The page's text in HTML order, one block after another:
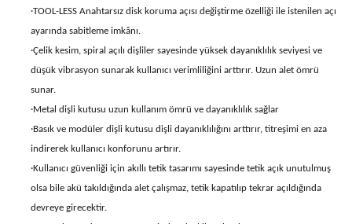
·TOOL-LESS Anahtarsız disk koruma açısı değiştirme özelliği ile istenilen açı
ayarında sabitleme imkânı.
·Çelik kesim, spiral açılı dişliler sayesinde yüksek dayanıklılık seviyesi ve
düşük vibrasyon sunarak kullanıcı verimliliğini arttırır. Uzun alet ömrü
sunar.
·Metal dişli kutusu uzun kullanım ömrü ve dayanıklılık sağlar
·Basık ve modüler dişli kutusu dişli dayanıklılığını arttırır, titreşimi en aza
indirerek kullanıcı konforunu artırır.
·Kullanıcı güvenliği için akıllı tetik tasarımı sayesinde tetik açık unutulmuş
olsa bile akü takıldığında alet çalışmaz, tetik kapatılıp tekrar açıldığında
devreye girecektir.